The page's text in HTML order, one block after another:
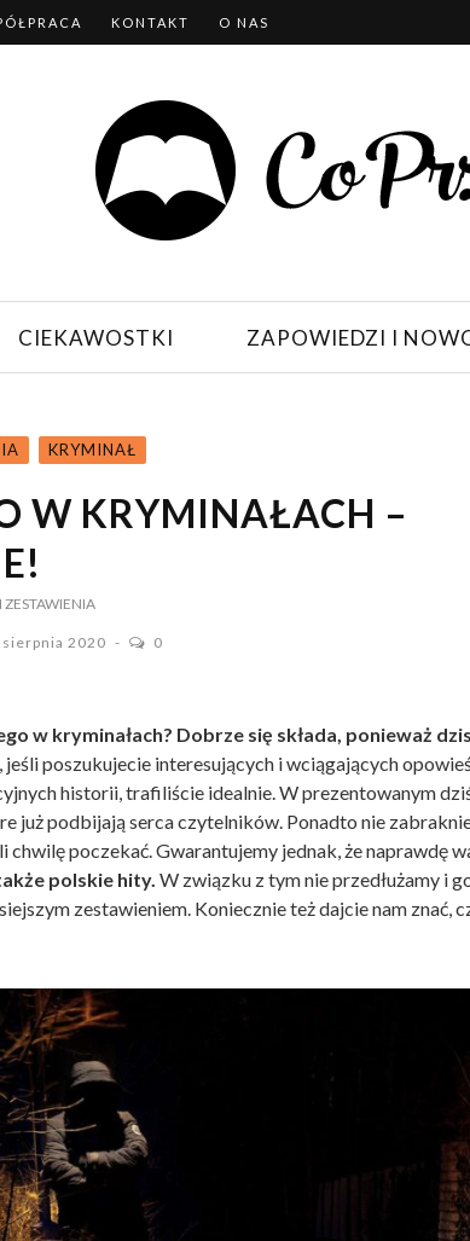
KONTAKT O NAS
CIEKAWOSTKI ZAPOWIEDZI I
KRYMINAŁ
W KRYMINAŁACH –
ZESTAWIENIA
sierpnia 2020 0
w kryminałach? Dobrze się składa, ponieważ
jeśli poszukujecie interesujących i wciągających
historii, trafiliście idealnie. W prezentowanym
już podbijają serca czytelników. Ponadto nie
chwilę poczekać. Gwarantujemy jednak, że naprawdę
polskie hity. W związku z tym nie przedłużamy i
zestawieniem. Koniecznie też dajcie nam znać,